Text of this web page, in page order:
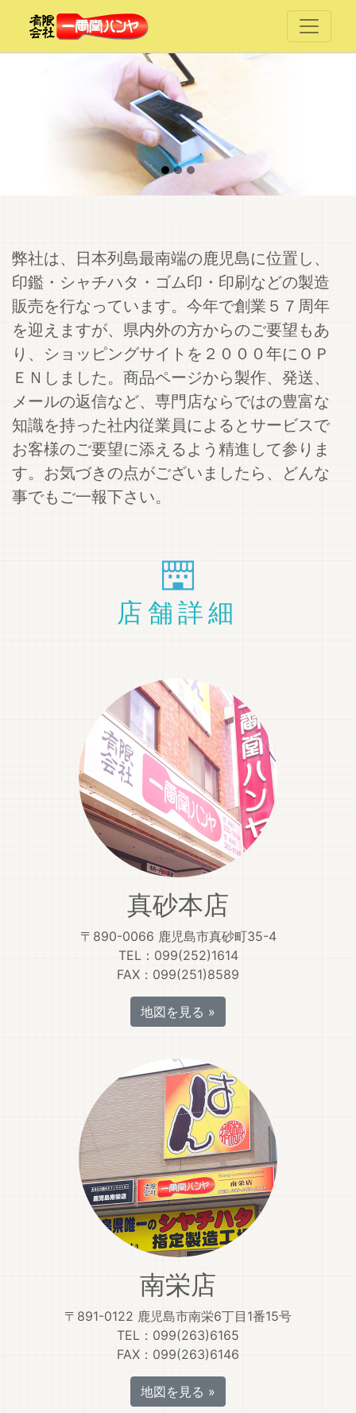
弊社は、日本列島最南端の鹿児島に位置し、
印鑑・シャチハタ・ゴム印・印刷などの製造
販売を行なっています。今年で創業５７周年
を迎えますが、県内外の方からのご要望もあ
り、ショッピングサイトを２０００年にＯＰ
ＥＮしました。商品ページから製作、発送、
メールの返信など、専門店ならではの豊富な
知識を持った社内従業員によるとサービスで
お客様のご要望に添えるよう精進して参りま
す。お気づきの点がございましたら、どんな
事でもご一報下さい。
店舗詳細
真砂本店
〒890-0066 鹿児島市真砂町35-4
TEL：099(252)1614
FAX：099(251)8589
地図を見る »
南栄店
〒891-0122 鹿児島市南栄6丁目1番15号
TEL：099(263)6165
FAX：099(263)6146
地図を見る »